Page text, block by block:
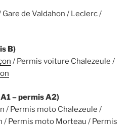
Gare de Valdahon / Leclerc /
B)
/ Permis voiture Chalezeule /
– permis A2)
/ Permis moto Chalezeule /
/ Permis moto Morteau / Permis